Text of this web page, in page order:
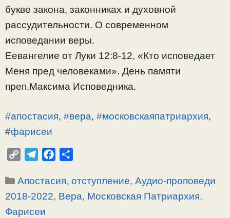
букве закона, законниках и духовной
рассудительности. О современном
исповедании веры.
Еевангелие от Луки 12:8-12, «Кто исповедает
Меня пред человеками». День памяти
преп.Максима Исповедника.
#апостасия, #вера, #московскаяпатриархия,
#фарисеи
p
y
l
e
c
e
п
р
Рубрики
Апостасия, отступление,Аудио-проповеди
2018-2022, Вера, Московская Патриархия,
Фарисеи